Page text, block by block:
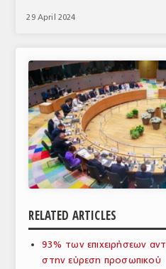
ΑΝΑΛΥΣΕΙΣ
ΕΙΔΗΣΕΙΣ
ΕΥΡΩΠΑΪΚΕΣ ΑΠΟΦΑΣΕΙΣ
ΘΕΜΑΤΑ
ΑΝΑΛΥΣΕΙΣ
ΕΜΠΟΡΙΚΟΣ ΚΑΤΑΛΟΓΟΣ
ΠΑΡΑΓΩΓΗ & ΕΜΠΟΡΙΑ
ΣΦΑΓΕΙΑ
29 April 2024
RELATED ARTICLES
93% των επιχειρήσεων
στην εύρεση προσωπικού